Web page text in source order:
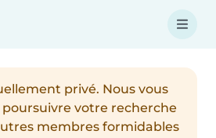
privé. Nous vous
votre recherche
membres formidables